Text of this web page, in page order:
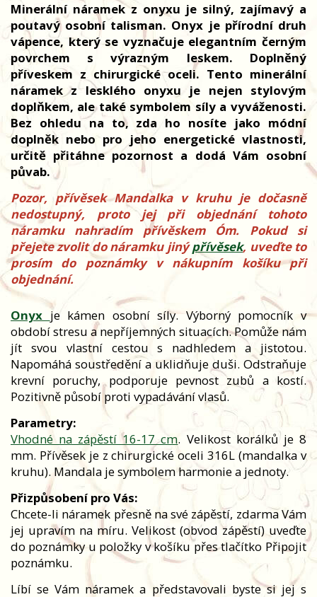
Minerální náramek z onyxu je silný, zajímavý a
poutavý osobní talisman. Onyx je přírodní druh
vápence, který se vyznačuje elegantním černým
povrchem s výrazným leskem. Doplněný
příveskem z chirurgické oceli. Tento minerální
náramek z lesklého onyxu je nejen stylovým
doplňkem, ale také symbolem síly a vyváženosti.
Bez ohledu na to, zda ho nosíte jako módní
doplněk nebo pro jeho energetické vlastnosti,
určitě přitáhne pozornost a dodá Vám osobní
půvab.
Pozor, přívěsek Mandalka v kruhu je dočasně
nedostupný, proto jej při objednání tohoto
náramku nahradím přívěskem Óm. Pokud si
přejete zvolit do náramku jinýpřívěsek, uveďte to
prosím do poznámky v nákupním košíku při
objednání.
Onyx je kámen osobní síly. Výborný pomocník v
období stresu a nepříjemných situacích. Pomůže nám
jít svou vlastní cestou s nadhledem a jistotou.
Napomáhá soustředění a uklidňuje duši. Odstraňuje
krevní poruchy, podporuje pevnost zubů a kostí.
Pozitivně působí proti vypadávání vlasů.
Parametry:
Vhodné na zápěstí 16-17 cm. Velikost korálků je 8
mm. Přívěsek je z chirurgické oceli 316L (mandalka v
kruhu). Mandala je symbolem harmonie a jednoty.
Přizpůsobení pro Vás:
Chcete-li náramek přesně na své zápěstí, zdarma Vám
jej upravím na míru. Velikost (obvod zápěstí) uveďte
do poznámky u položky v košíku přes tlačítko Připojit
poznámku.
Líbí se Vám náramek a představovali byste si jej s